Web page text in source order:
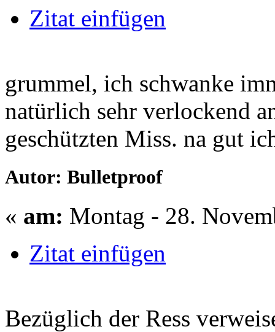
Zitat einfügen
grummel, ich schwanke
natürlich sehr verlockend
geschützten Miss. na gut
Autor: Bulletproof
« am: Montag - 28.
Zitat einfügen
Bezüglich der Ress